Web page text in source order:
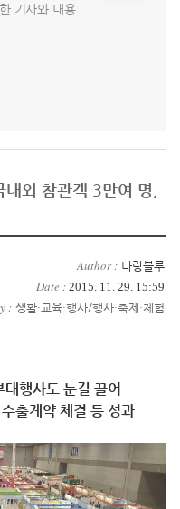
기사와 내용
외 참관객 3만여 명,
Author : 나랑블루
Date : 2015. 11. 29. 15:59
: 생활·교육·행사/행사·축제·체험
행사도 눈길 끌어
출계약 체결 등 성과